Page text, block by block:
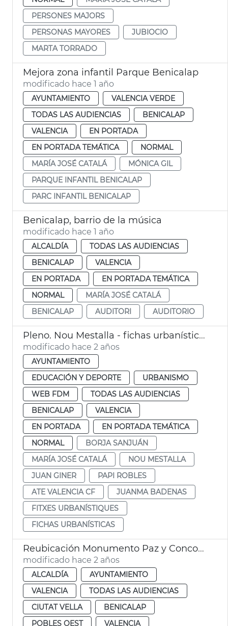
PERSONES MAJORS
PERSONAS MAYORES
JUBIOCIO
MARTA TORRADO
Mejora zona infantil Parque Benicalap
modificado hace 1 año
AYUNTAMIENTO
VALENCIA VERDE
TODAS LAS AUDIENCIAS
BENICALAP
VALENCIA
EN PORTADA
EN PORTADA TEMÁTICA
NORMAL
MARÍA JOSÉ CATALÁ
MÓNICA GIL
PARQUE INFANTIL BENICALAP
PARC INFANTIL BENICALAP
Benicalap, barrio de la música
modificado hace 1 año
ALCALDÍA
TODAS LAS AUDIENCIAS
BENICALAP
VALENCIA
EN PORTADA
EN PORTADA TEMÁTICA
NORMAL
MARÍA JOSÉ CATALÁ
BENICALAP
AUDITORI AUDITORIO
Pleno. Nou Mestalla - fichas urbanísticas
modificado hace 2 años
AYUNTAMIENTO
EDUCACIÓN Y DEPORTE
URBANISMO
WEB FDM
TODAS LAS AUDIENCIAS
BENICALAP
VALENCIA
EN PORTADA
EN PORTADA TEMÁTICA
NORMAL
BORJA SANJUÁN
MARÍA JOSÉ CATALÁ
NOU MESTALLA
JUAN GINER
PAPI ROBLES
ATE VALENCIA CF
JUANMA BADENAS
FITXES URBANÍSTIQUES
FICHAS URBANÍSTICAS
Reubicación Monumento Paz y Concordia
modificado hace 2 años
ALCALDÍA
AYUNTAMIENTO
VALENCIA
TODAS LAS AUDIENCIAS
CIUTAT VELLA
BENICALAP
POBLES OEST
VALENCIA